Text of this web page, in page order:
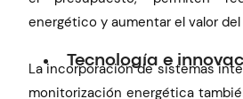
energético y aumentar el valor
Tecnología e
La incorporación de sistemas
monitorización energética